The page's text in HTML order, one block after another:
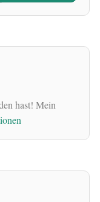
hast! Mein